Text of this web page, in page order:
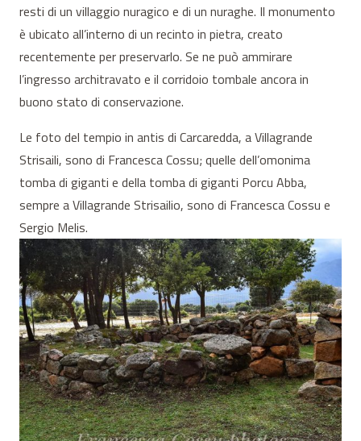
resti di un villaggio nuragico e di un nuraghe. Il monumento
è ubicato all’interno di un recinto in pietra, creato
recentemente per preservarlo. Se ne può ammirare
l’ingresso architravato e il corridoio tombale ancora in
buono stato di conservazione.
Le foto del tempio in antis di Carcaredda, a Villagrande
Strisaili, sono di Francesca Cossu; quelle dell’omonima
tomba di giganti e della tomba di giganti Porcu Abba,
sempre a Villagrande Strisailio, sono di Francesca Cossu e
Sergio Melis.